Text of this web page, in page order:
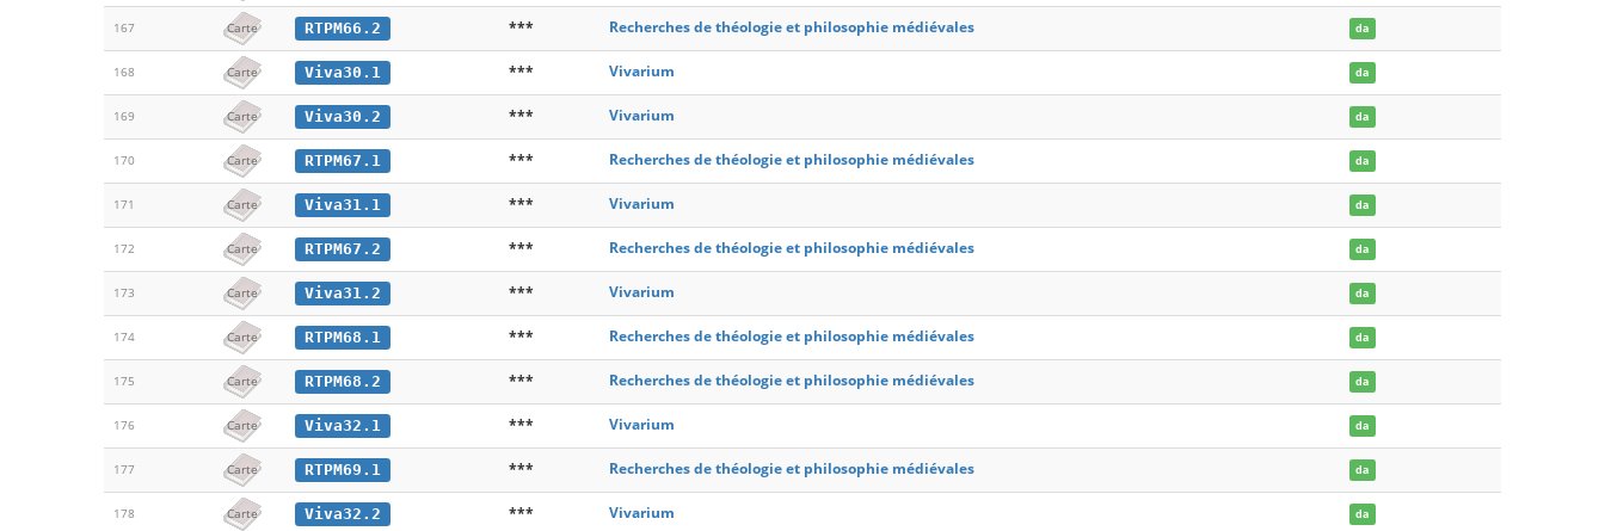
167 Carte RTPM66.2 *** Recherches de théologie et philosophie médiévales da
168 Carte Viva30.1 *** Vivarium da
169 Carte Viva30.2 *** Vivarium da
170 Carte RTPM67.1 *** Recherches de théologie et philosophie médiévales da
171 Carte Viva31.1 *** Vivarium da
172 Carte RTPM67.2 *** Recherches de théologie et philosophie médiévales da
173 Carte Viva31.2 *** Vivarium da
174 Carte RTPM68.1 *** Recherches de théologie et philosophie médiévales da
175 Carte RTPM68.2 *** Recherches de théologie et philosophie médiévales da
176 Carte Viva32.1 *** Vivarium da
177 Carte RTPM69.1 *** Recherches de théologie et philosophie médiévales da
178 Carte Viva32.2 *** Vivarium da